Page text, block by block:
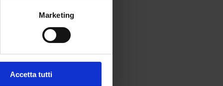
Marketing
Accetta tutti